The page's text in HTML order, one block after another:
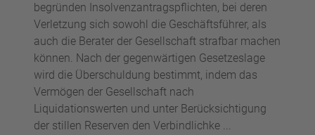
begründen Insolvenzantragspflichten, bei deren
Verletzung sich sowohl die Geschäftsführer, als
auch die Berater der Gesellschaft strafbar machen
können. Nach der gegenwärtigen Gesetzeslage
wird die Überschuldung bestimmt, indem das
Vermögen der Gesellschaft nach
Liquidationswerten und unter Berücksichtigung
der stillen Reserven den Verbindlichke ...